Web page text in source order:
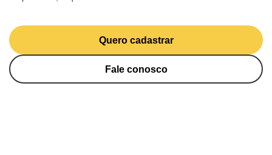
Quero cadastrar
Fale conosco